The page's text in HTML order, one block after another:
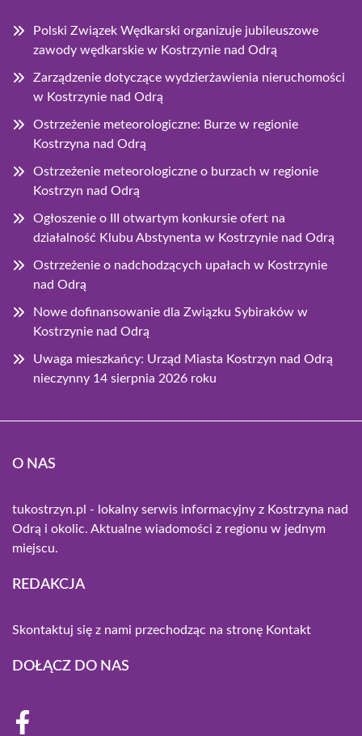
Polski Związek Wędkarski organizuje jubileuszowe
zawody wędkarskie w Kostrzynie nad Odrą
Zarządzenie dotyczące wydzierżawienia nieruchomości
w Kostrzynie nad Odrą
Ostrzeżenie meteorologiczne: Burze w regionie
Kostrzyna nad Odrą
Ostrzeżenie meteorologiczne o burzach w regionie
Kostrzyn nad Odrą
Ogłoszenie o III otwartym konkursie ofert na
działalność Klubu Abstynenta w Kostrzynie nad Odrą
Ostrzeżenie o nadchodzących upałach w Kostrzynie
nad Odrą
Nowe dofinansowanie dla Związku Sybiraków w
Kostrzynie nad Odrą
Uwaga mieszkańcy: Urząd Miasta Kostrzyn nad Odrą
nieczynny 14 sierpnia 2026 roku
O NAS
tukostrzyn.pl - lokalny serwis informacyjny z Kostrzyna nad
Odrą i okolic. Aktualne wiadomości z regionu w jednym
miejscu.
REDAKCJA
Skontaktuj się z nami przechodząc na stronę Kontakt
DOŁĄCZ DO NAS